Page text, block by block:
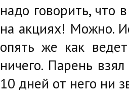
надо говорить, что
на акциях! Можно.
опять же как
ничего. Парень
10 дней от него ни